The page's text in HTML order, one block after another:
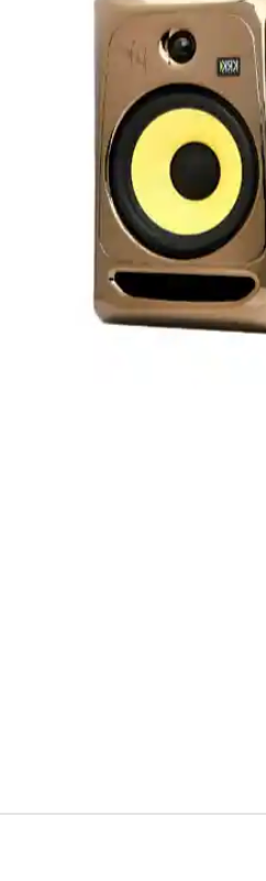
conversion : 24 bits
: 40 bits à virgule flottante
flight : 394 x 1034 x 711 mm
totale : 155 W
fonctionnement : 0° à 45° C